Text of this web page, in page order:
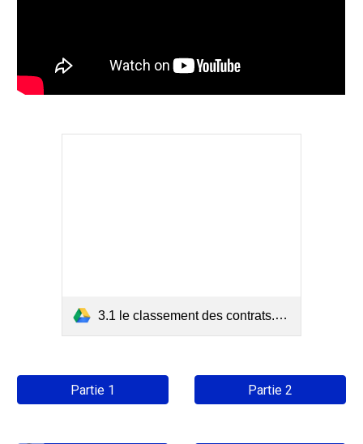
3.1 le classement des contrats.mp4
Partie 1 Partie 2